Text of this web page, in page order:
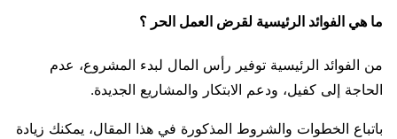
ما هي الفوائد الرئيسية لقرض العمل الحر ؟
من الفوائد الرئيسية توفير رأس المال لبدء المشروع، عدم
الحاجة إلى كفيل، ودعم الابتكار والمشاريع الجديدة.
باتباع الخطوات والشروط المذكورة في هذا المقال، يمكنك زيادة